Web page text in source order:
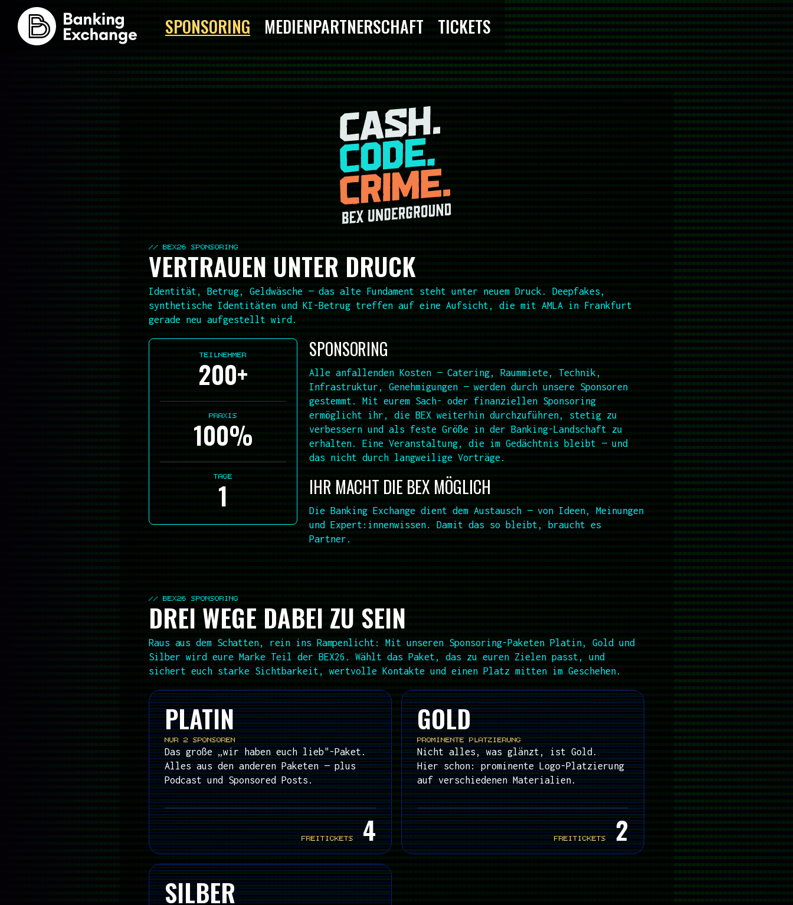
SPONSORING MEDIENPARTNERSCHAFT TICKETS
// BEX26 SPONSORING
VERTRAUEN UNTER DRUCK
Identität, Betrug, Geldwäsche — das alte Fundament steht unter neuem Druck. Deepfakes,
synthetische Identitäten und KI-Betrug treffen auf eine Aufsicht, die mit AMLA in Frankfurt
gerade neu aufgestellt wird.
TEILNEHMER
200+
PRAXIS
100%
TAGE
1
SPONSORING
Alle anfallenden Kosten — Catering, Raummiete, Technik,
Infrastruktur, Genehmigungen — werden durch unsere Sponsoren
gestemmt. Mit eurem Sach- oder finanziellen Sponsoring
ermöglicht ihr, die BEX weiterhin durchzuführen, stetig zu
verbessern und als feste Größe in der Banking-Landschaft zu
erhalten. Eine Veranstaltung, die im Gedächtnis bleibt — und
das nicht durch langweilige Vorträge.
IHR MACHT DIE BEX MÖGLICH
Die Banking Exchange dient dem Austausch — von Ideen, Meinungen
und Expert:innenwissen. Damit das so bleibt, braucht es
Partner.
// BEX26 SPONSORING
DREI WEGE DABEI ZU SEIN
Raus aus dem Schatten, rein ins Rampenlicht:
Mit unseren Sponsoring-Paketen Platin, Gold und
Silber wird eure Marke Teil der BEX26.
Wählt das Paket, das zu euren Zielen passt, und
sichert euch starke Sichtbarkeit, wertvolle Kontakte und einen Platz mitten im Geschehen.
PLATIN
NUR 2 SPONSOREN
Das große „wir haben euch lieb"-Paket.
Alles aus den anderen Paketen — plus
Podcast und Sponsored Posts.
FREITICKETS4
GOLD
PROMINENTE PLATZIERUNG
Nicht alles, was glänzt, ist Gold.
Hier schon: prominente Logo-Platzierung
auf verschiedenen Materialien.
FREITICKETS2
SILBER